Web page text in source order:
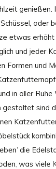
genießen.
oder
etwas
und jeder
Formen und
in aller Ruhe
gestaltet sind
die
was viele